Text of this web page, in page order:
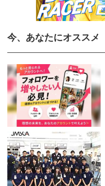
今、あなたにオススメ